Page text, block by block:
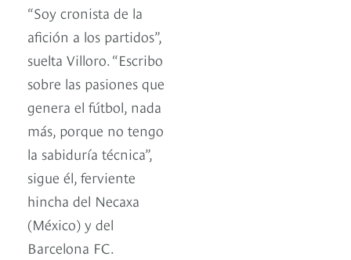
“Soy cronista de la
afición a los partidos”,
suelta Villoro. “Escribo
sobre las pasiones que
genera el fútbol, nada
más, porque no tengo
la sabiduría técnica”,
sigue él, ferviente
hincha del Necaxa
(México) y del
Barcelona FC.